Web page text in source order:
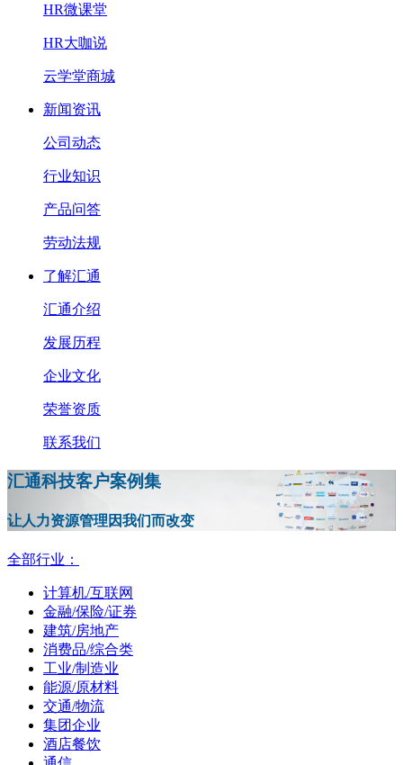
HR微课堂
HR大咖说
云学堂商城
新闻资讯
公司动态
行业知识
产品问答
劳动法规
了解汇通
汇通介绍
发展历程
企业文化
荣誉资质
联系我们
汇通科技客户案例集
让人力资源管理因我们而改变
全部行业：
计算机/互联网
金融/保险/证券
建筑/房地产
消费品/综合类
工业/制造业
能源/原材料
交通/物流
集团企业
酒店餐饮